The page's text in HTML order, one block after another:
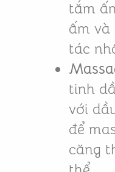
tắm
ấm và
tác
tinh
với
để
căng